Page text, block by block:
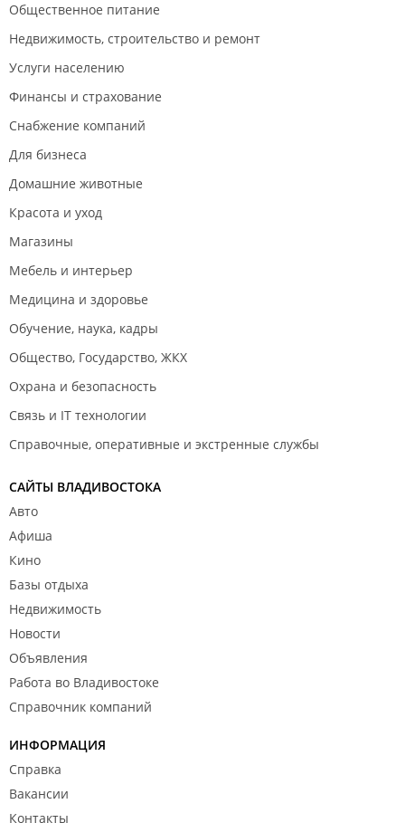
Общественное питание
Недвижимость, строительство и ремонт
Услуги населению
Финансы и страхование
Снабжение компаний
Для бизнеса
Домашние животные
Красота и уход
Магазины
Мебель и интерьер
Медицина и здоровье
Обучение, наука, кадры
Общество, Государство, ЖКХ
Охрана и безопасность
Связь и IT технологии
Справочные, оперативные и экстренные службы
САЙТЫ ВЛАДИВОСТОКА
Авто
Афиша
Кино
Базы отдыха
Недвижимость
Новости
Объявления
Работа во Владивостоке
Справочник компаний
ИНФОРМАЦИЯ
Справка
Вакансии
Контакты